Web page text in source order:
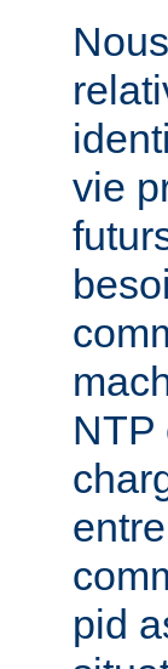
vie
NTP
pid